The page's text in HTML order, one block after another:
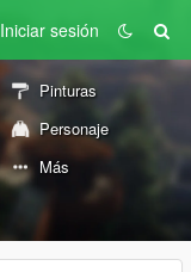
Iniciar sesión
Pinturas
Personaje
Más